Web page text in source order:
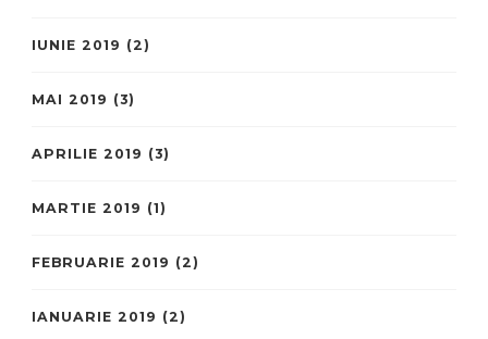
IUNIE 2019 (2)
MAI 2019 (3)
APRILIE 2019 (3)
MARTIE 2019 (1)
FEBRUARIE 2019 (2)
IANUARIE 2019 (2)